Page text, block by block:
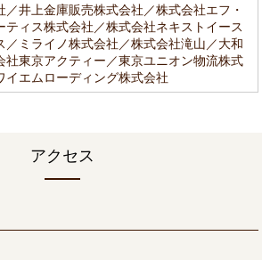
井上金庫販売株式会社／株式会社エフ・
ティス株式会社／株式会社ネキストイース
／ミライノ株式会社／株式会社滝山／大和
社東京アクティー／東京ユニオン物流株式
イエムローディング株式会社
アクセス